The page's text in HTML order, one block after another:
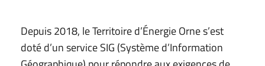
Depuis 2018, le Territoire d’Énergie Orne s’est
doté d’un service SIG (Système d’Information